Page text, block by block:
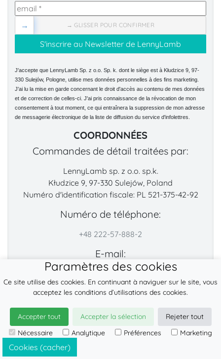
→ GLISSER POUR CONFIRMER
→
J'accepte que LennyLamb Sp. z o.o. Sp. k. dont le siège est à Kłudzice 9, 97-
330 Sulejów, Pologne, utilise mes données personnelles à des fins marketing.
J'ai lu la mise en garde concernant le droit d'accès au contenu de mes données
et de correction de celles-ci. J'ai pris connaissance de la révocation de mon
consentement à tout moment, ce qui entraînera la suppression de mon adresse
de messagerie électronique de la liste de diffusion du service d'infolettres.
COORDONNÉES
Commandes de détail traitées par:
LennyLamb sp. z o.o. sp.k.
Kłudzice 9, 97-330 Sulejów, Poland
Numéro d'identification fiscale: PL 521-375-42-92
Numéro de téléphone:
+48 222-57-888-2
E-mail:
contact@lennylamb.com
Trouvez-nous sur:
Cookies (cacher)
Paramètres des cookies
Ce site utilise des cookies. En continuant à naviguer sur le site, vous
acceptez les conditions d’utilisations des cookies.
Accepter tout Accepter la sélection
Rejeter tout
Nécessaire
Analytique Préférences Marketing